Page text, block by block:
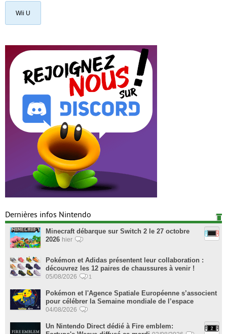
Wii U
Dernières infos Nintendo
Minecraft débarque sur Switch 2 le 27 octobre
2026 hier
Pokémon et Adidas présentent leur collaboration :
découvrez les 12 paires de chaussures à venir !
05/08/2026 1
Pokémon et l'Agence Spatiale Européenne s’associent
pour célébrer la Semaine mondiale de l’espace
04/08/2026
Un Nintendo Direct dédié à Fire emblem: